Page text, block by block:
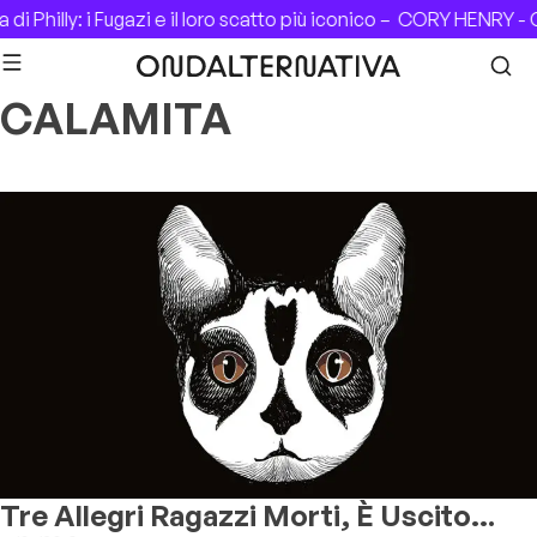
Skip to content
Philly: i Fugazi e il loro scatto più iconico – CORY HENRY
CALAMITA
Tre Allegri Ragazzi Morti, È Uscito